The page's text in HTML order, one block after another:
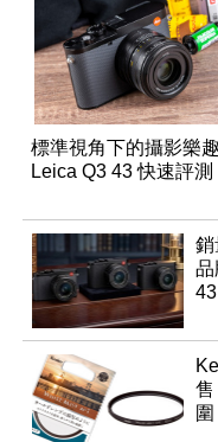
標準視角下的攝影樂趣
Leica Q3 43 快速評測
圍